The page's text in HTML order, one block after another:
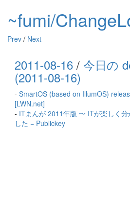
~fumi/
Prev / Next
2011-08-16 / 今日の
(2011-08-16)
- SmartOS (based on IllumOS)
[LWN.net]
- ITまんが 2011年版 〜 ITが楽しく
した − Publickey